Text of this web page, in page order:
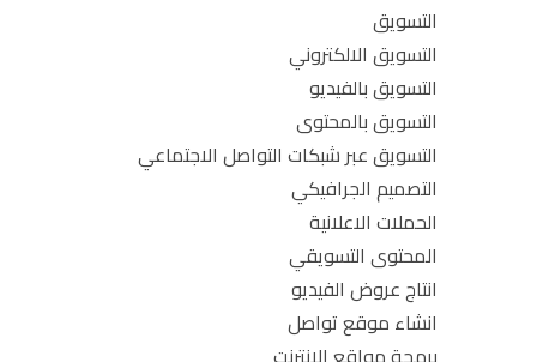
التسويق
التسويق الالكتروني
التسويق بالفيديو
التسويق بالمحتوى
التسويق عبر شبكات التواصل الاجتماعي
التصميم الجرافيكي
الحملات الاعلانية
المحتوى التسويقي
انتاج عروض الفيديو
انشاء موقع تواصل